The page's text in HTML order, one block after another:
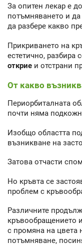
За опитен лекар е
потъмняването и
да разбере какво
Прикриването на
естетично, разбира
открие и отстрани
От какво
Периорбиталната
почти няма
Изобщо областта
възникване на
Затова отчасти
Но кръвта се
проблем с
Различните
кръвообращението
с промяна на цвета
потъмняване,